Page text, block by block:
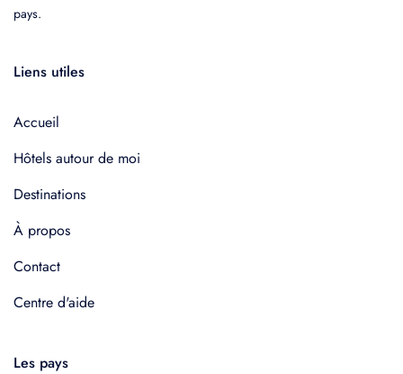
pays.
Liens utiles
Accueil
Hôtels autour de moi
Destinations
À propos
Contact
Centre d'aide
Les pays